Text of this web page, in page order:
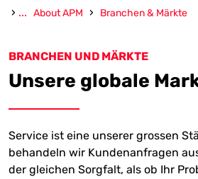
› ... About APM › Branchen & Märkte
BRANCHEN UND MÄRKTE
Unsere globale
Service ist eine unserer grossen
behandeln wir Kundenanfragen
der gleichen Sorgfalt, als ob Ihr